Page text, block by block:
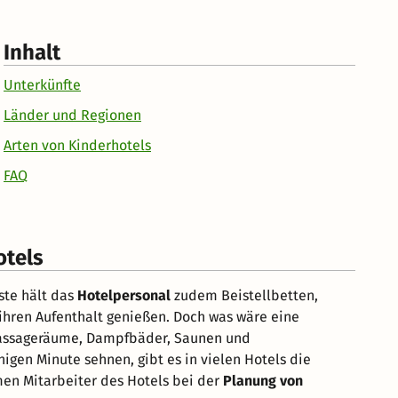
Inhalt
Unterkünfte
Länder und Regionen
Arten von Kinderhotels
FAQ
hält das Hotelpersonal zudem Beistellbetten,
Aufenthalt genießen. Doch was wäre eine
Dampfbäder, Saunen und
Minute sehnen, gibt es in vielen Hotels die
Mitarbeiter des Hotels bei der Planung von